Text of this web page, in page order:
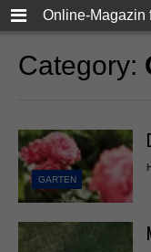
Online-Magazin
Category:
GARTEN